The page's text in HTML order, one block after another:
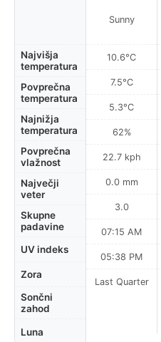
Najvišja
temperatura
Povprečna
temperatura
Najnižja
temperatura
Povprečna
vlažnost
Največji
veter
Skupne
padavine
UV indeks
Zora
Sončni
zahod
Luna
Sunny
10.6°C
7.5°C
5.3°C
62%
22.7 kph
0.0 mm
3.0
07:15 AM
05:38 PM
Last Quarter